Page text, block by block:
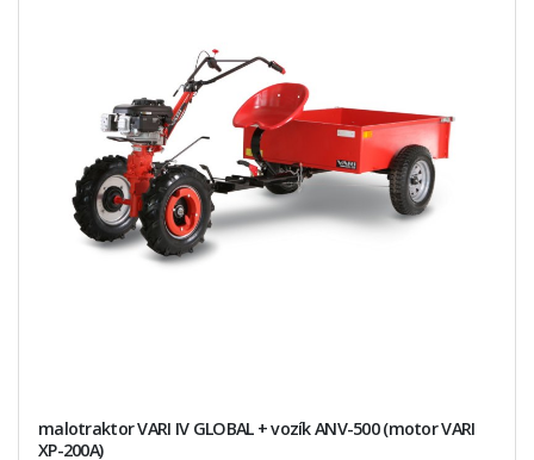
malotraktor VARI IV GLOBAL + vozík ANV-500 (motor VARI
XP-200A)